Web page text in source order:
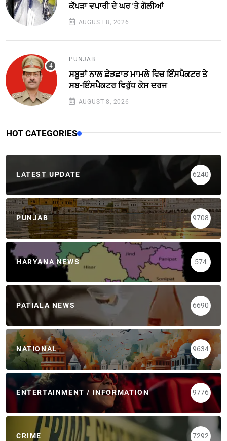
ਕੱਪੜਾ ਵਪਾਰੀ ਦੇ ਘਰ 'ਤੇ ਗੋਲੀਆਂ
AUGUST 8, 2026
PUNJAB
ਸਬੂਤਾਂ ਨਾਲ ਛੇੜਛਾੜ ਮਾਮਲੇ ਵਿਚ ਇੰਸਪੈਕਟਰ ਤੇ
ਸਬ-ਇੰਸਪੈਕਟਰ ਵਿਰੁੱਧ ਕੇਸ ਦਰਜ
AUGUST 8, 2026
HOT CATEGORIES
LATEST UPDATE 6240
PUNJAB 9708
HARYANA NEWS 574
PATIALA NEWS 6690
NATIONAL 9634
ENTERTAINMENT / INFORMATION 9776
CRIME 7292